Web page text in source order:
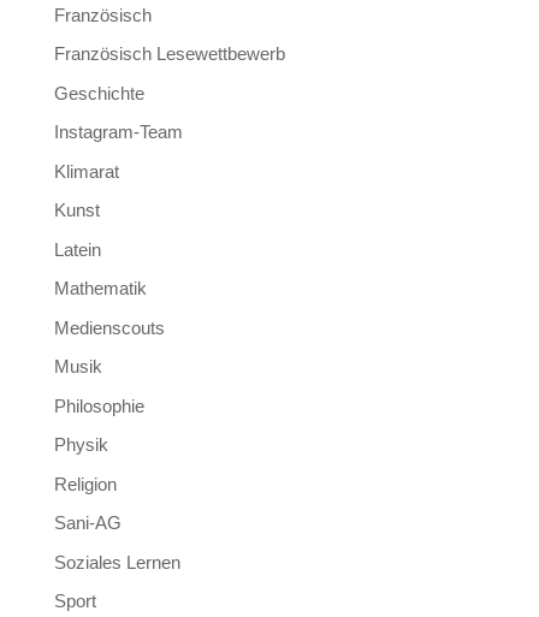
Französisch
Französisch Lesewettbewerb
Geschichte
Instagram-Team
Klimarat
Kunst
Latein
Mathematik
Medienscouts
Musik
Philosophie
Physik
Religion
Sani-AG
Soziales Lernen
Sport